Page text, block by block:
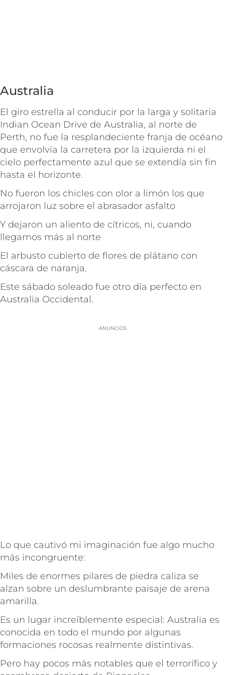
Australia
El giro estrella al conducir por la larga y solitaria
Indian Ocean Drive de Australia, al norte de
Perth, no fue la resplandeciente franja de océano
que envolvía la carretera por la izquierda ni el
cielo perfectamente azul que se extendía sin fin
hasta el horizonte.
No fueron los chicles con olor a limón los que
arrojaron luz sobre el abrasador asfalto
Y dejaron un aliento de cítricos, ni, cuando
llegamos más al norte
El arbusto cubierto de flores de plátano con
cáscara de naranja.
Este sábado soleado fue otro día perfecto en
Australia Occidental.
ANUNCIOS
Lo que cautivó mi imaginación fue algo mucho
más incongruente:
Miles de enormes pilares de piedra caliza se
alzan sobre un deslumbrante paisaje de arena
amarilla.
Es un lugar increíblemente especial: Australia es
conocida en todo el mundo por algunas
formaciones rocosas realmente distintivas.
Pero hay pocos más notables que el terrorífico y